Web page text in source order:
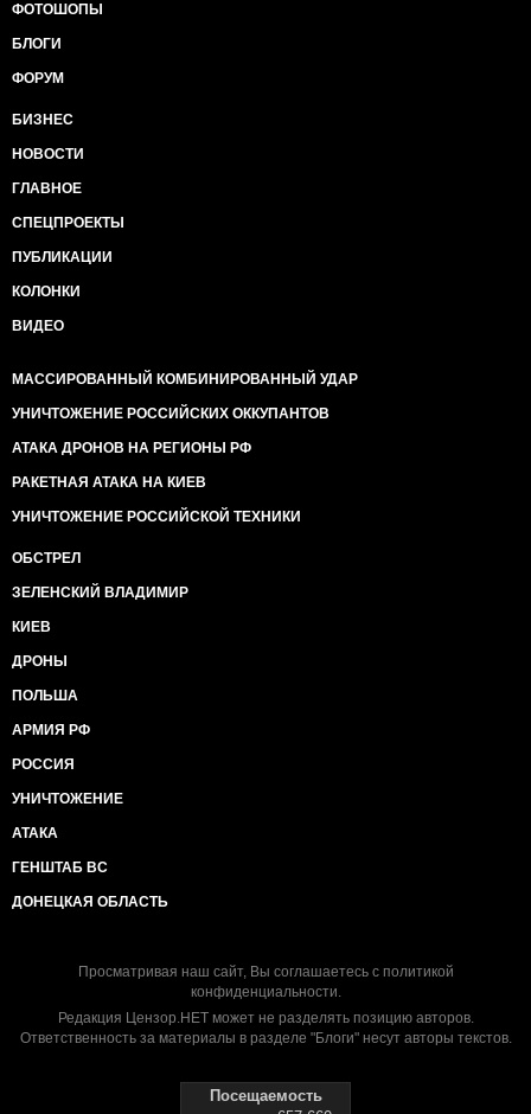
ФОТОШОПЫ
БЛОГИ
ФОРУМ
БИЗНЕС
НОВОСТИ
ГЛАВНОЕ
СПЕЦПРОЕКТЫ
ПУБЛИКАЦИИ
КОЛОНКИ
ВИДЕО
МАССИРОВАННЫЙ КОМБИНИРОВАННЫЙ УДАР
УНИЧТОЖЕНИЕ РОССИЙСКИХ ОККУПАНТОВ
АТАКА ДРОНОВ НА РЕГИОНЫ РФ
РАКЕТНАЯ АТАКА НА КИЕВ
УНИЧТОЖЕНИЕ РОССИЙСКОЙ ТЕХНИКИ
ОБСТРЕЛ
ЗЕЛЕНСКИЙ ВЛАДИМИР
КИЕВ
ДРОНЫ
ПОЛЬША
АРМИЯ РФ
РОССИЯ
УНИЧТОЖЕНИЕ
АТАКА
ГЕНШТАБ ВС
ДОНЕЦКАЯ ОБЛАСТЬ
Просматривая наш сайт, Вы соглашаетесь с политикой
конфиденциальности.
Редакция Цензор.НЕТ может не разделять позицию авторов.
Ответственность за материалы в разделе "Блоги" несут авторы текстов.
Посещаемость